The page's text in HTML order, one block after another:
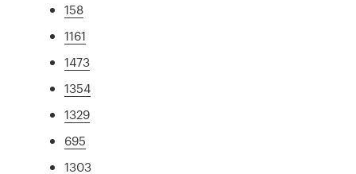
158
1161
1473
1354
1329
695
1303